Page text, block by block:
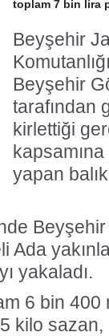
toplam 7 bin lira
Beyşehir
Beyşehir
tarafından
kirlettiği
yapan
Ada
yakaladı.
6 bin 400
kilo